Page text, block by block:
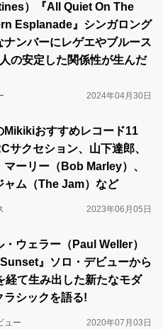
）『All Quiet On The
Esplanade』シンガロング
ナンバーにレゲエやブルース
の安定した関係性が生んだ
2024年04月30日
Mikikiおすすめレコード11
クセション、山下達郎、
マーリー（Bob Marley）、
ャム（The Jam）など
2023年06月05日
・ウェラー（Paul Weller）
Sunset』ソロ・デビューから
経て生み出した新たなモダ
ラシックを語る!
ュー
2020年07月03日